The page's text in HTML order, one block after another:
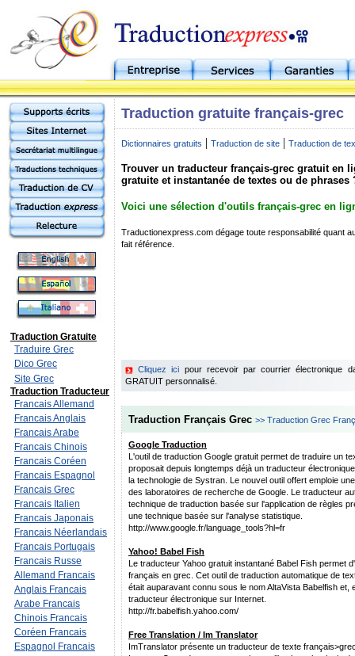
Traduction Gratuite
Traduire Grec
Dico Grec
Site Grec
Traduction Traducteur
Francais Allemand
Francais Anglais
Francais Arabe
Francais Chinois
Francais Coréen
Francais Espagnol
Francais Grec
Francais Italien
Francais Japonais
Francais Néerlandais
Francais Portugais
Francais Russe
Allemand Francais
Anglais Francais
Arabe Francais
Chinois Francais
Coréen Francais
Espagnol Francais
Traduction gratuite français-grec
Dictionnaires gratuits | Traduction de site | Traduction de
Trouver un traducteur français-grec gratuit en
gratuite et instantanée de textes ou de phrases
Voici une sélection d'outils français-grec en
Traductionexpress.com dégage toute responsabilité quant
fait référence.
Cliquez ici pour recevoir par courrier électronique
GRATUIT personnalisé.
Traduction Français Grec >> Traduction Grec
Google Traduction
L'outil de traduction Google gratuit permet de traduire un
proposait depuis longtemps déjà un traducteur
la technologie de Systran. Le nouvel outil offert emploie
des laboratoires de recherche de Google. Le traducteur
technique de traduction basée sur l'application de règles
une technique basée sur l'analyse statistique.
http://www.google.fr/language_tools?hl=fr
Yahoo! Babel Fish
Le traducteur Yahoo gratuit instantané Babel Fish permet
français en grec. Cet outil de traduction automatique de
était auparavant connu sous le nom AltaVista Babelfish et,
traducteur électronique sur Internet.
http://fr.babelfish.yahoo.com/
Free Translation / Im Translator
ImTranslator présente un traducteur de texte